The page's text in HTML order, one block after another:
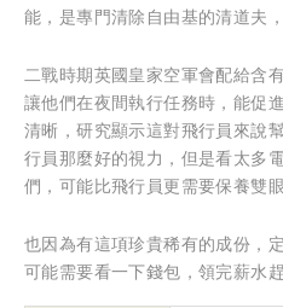
能，是專門清除自由基的清道夫
二戰時期英國皇家空軍會配給含
讓他們在夜間執行任務時，能促
清晰，研究顯示這對飛行員來說
行員那麼好的視力，但是看太多
們，可能比飛行員更需要保養雙眼
也因為有這項珍貴稀有的成份，
可能需要看一下錢包，領完薪水趕